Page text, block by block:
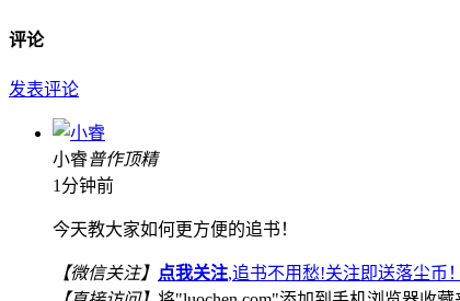
评论
发表评论
小睿普作顶精
1分钟前
今天教大家如何更方便的追书！
【微信关注】 点我关注,追书不用愁!关注即送落尘币！